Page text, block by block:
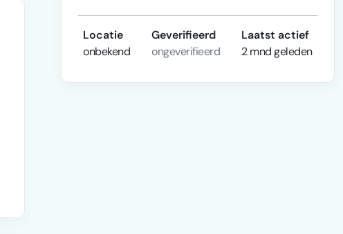
Locatie
onbekend
Geverifieerd
ongeverifieerd
Laatst actief
2 mnd geleden